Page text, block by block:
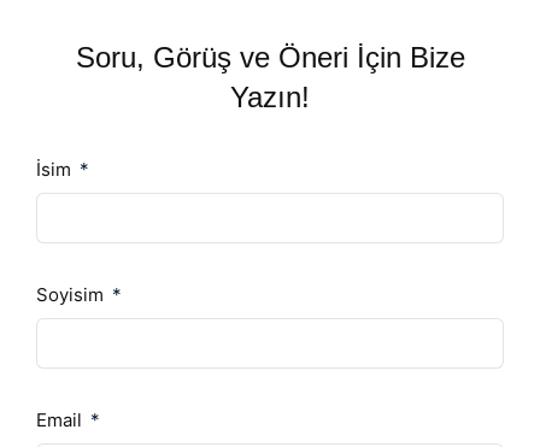
Soru, Görüş ve Öneri İçin Bize
Yazın!
İsim
Soyisim
Email